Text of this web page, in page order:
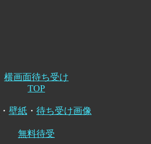
横画面待ち受け
TOP
・ 壁紙 ・ 待ち受け画像
無料待受